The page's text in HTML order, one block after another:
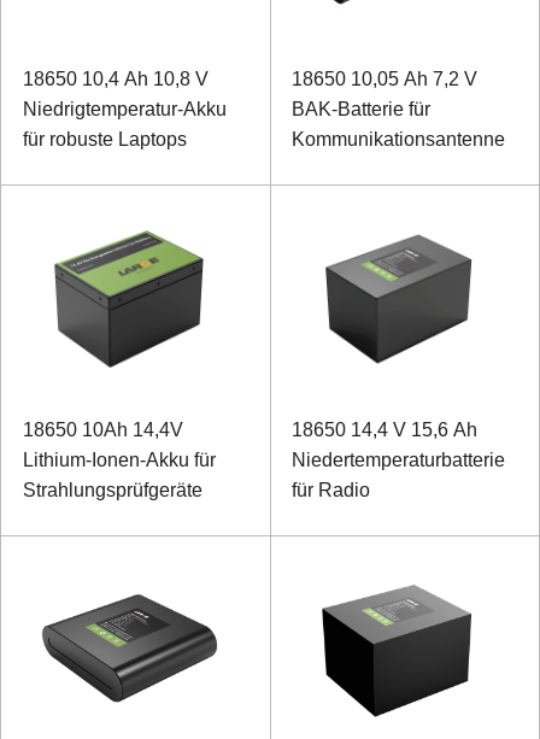
18650 10,4 Ah 10,8 V
Niedrigtemperatur-Akku
für robuste Laptops
18650 10,05 Ah 7,2 V
BAK-Batterie für
Kommunikationsantenne
18650 10Ah 14,4V
Lithium-Ionen-Akku für
Strahlungsprüfgeräte
18650 14,4 V 15,6 Ah
Niedertemperaturbatterie
für Radio